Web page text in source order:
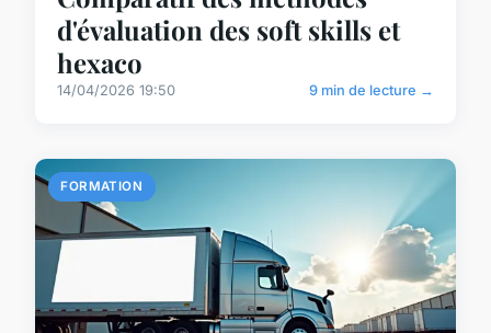
d'évaluation des soft skills et
hexaco
14/04/2026 19:50 9 min de lecture →
FORMATION